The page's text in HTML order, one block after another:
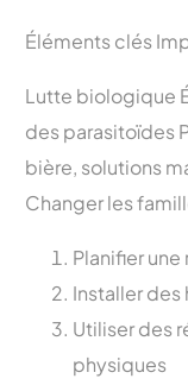
Éléments clés
Lutte biologique
des parasitoïdes
bière, solutions
Changer les
Planifier
Installer
Utiliser des
physiques